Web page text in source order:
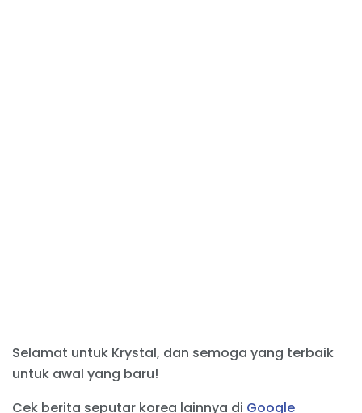
Selamat untuk Krystal, dan semoga yang terbaik
untuk awal yang baru!
Cek berita seputar korea lainnya di Google